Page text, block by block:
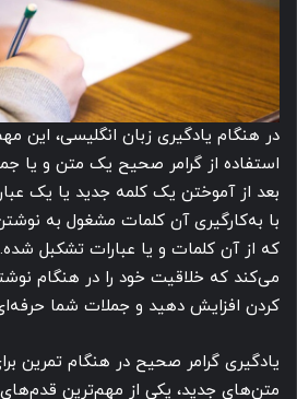
در هنگام یادگیری زبان انگلیسی، این
استفاده از گرامر صحیح یک متن و یا
بعد از آموختن یک کلمه جدید یا یک
با به‌کارگیری آن کلمات مشغول به
که از آن کلمات و یا عبارات تشکبل
می‌کند که خلاقیت خود را در هنگام
کردن افزایش دهید و جملات شما
یادگیری گرامر صحیح در هنگام تمرین
متن‌های جدید، یکی از مهم‌ترین